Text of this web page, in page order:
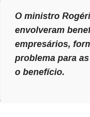
O ministro
envolveram
empresários,
problema para
o benefício.